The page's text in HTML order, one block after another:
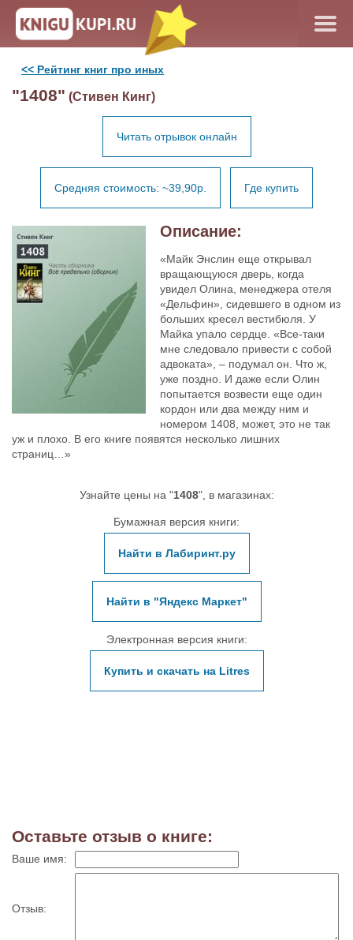
<< Рейтинг книг про иных
"1408" (Стивен Кинг)
Читать отрывок онлайн
Средняя стоимость: ~39,90р. Где купить
Описание:
«Майк Энслин еще открывал
вращающуюся дверь, когда
увидел Олина, менеджера отеля
«Дельфин», сидевшего в одном из
больших кресел вестибюля. У
Майка упало сердце. «Все-таки
мне следовало привести с собой
адвоката», – подумал он. Что ж,
уже поздно. И даже если Олин
попытается возвести еще один
кордон или два между ним и
номером 1408, может, это не так
уж и плохо. В его книге появятся несколько лишних
страниц…»
Узнайте цены на "1408", в магазинах:
Бумажная версия книги:
Найти в Лабиринт.ру
Найти в "Яндекс Маркет"
Электронная версия книги:
Купить и скачать на Litres
Оставьте отзыв о книге:
Ваше имя:
Отзыв: